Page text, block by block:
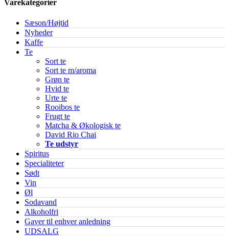
Varekategorier
Sæson/Højtid
Nyheder
Kaffe
Te
Sort te
Sort te m/aroma
Grøn te
Hvid te
Urte te
Rooibos te
Frugt te
Matcha & Økologisk te
David Rio Chai
Te udstyr
Spiritus
Specialiteter
Sødt
Vin
Øl
Sodavand
Alkoholfri
Gaver til enhver anledning
UDSALG